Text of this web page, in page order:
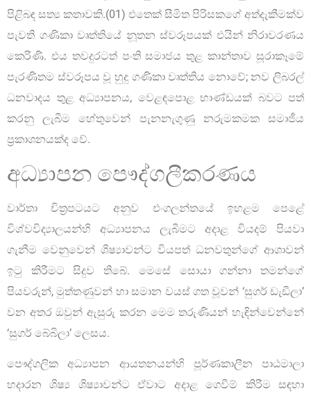
පිළිබඳ සත්‍ය කතාවකි.(01) එතෙක් සීමිත පිරිසකගේ අත්දැකීමක්ව
පැවති ගණිකා වෘත්තියේ නූතන ස්වරූපයක් එයින් නිරාවරණය
කෙරිණි. එය තවදුරටත් පංති සමාජය තුළ කාන්තාව සූරාකෑමේ
පැරණිතම ස්වරූපය වූ හුදු ගණිකා වෘත්තිය නොවේ; නව ලිබරල්
ධනවාදය තුළ අධ්‍යාපනය, වෙළඳපොළ භාණ්ඩයක් බවට පත්
කරනු ලැබීම හේතුවෙන් පැනනැගුණු නරුමකමක සමාජීය
ප්‍රකාශනයක්ද වේ.
අධ්‍යාපන පෞද්ගලීකරණය
වාර්තා චිත්‍රපටයට අනුව එංගලන්තයේ ඉහළම පෙළේ
විශ්වවිද්‍යාලයන්හි අධ්‍යාපනය ලැබීමට අදාළ වියදම් පියවා
ගැනීම වෙනුවෙන් ශිෂ්‍යාවන්ට වියපත් ධනවතුන්ගේ ආශාවන්
ඉටු කිරීමට සිදුව තිබේ. මෙසේ සොයා ගන්නා තමන්ගේ
පියවරුන්, මුත්තණුවන් හා සමාන වයස් ගත වූවන් ‘සුගර් ඩැඩීලා’
වන අතර ඔවුන් ඇසුරු කරන මෙම තරුණියන් හැඳින්වෙන්නේ
‘සුගර් බේබිලා’ ලෙසය.
පෞද්ගලික අධ්‍යාපන ආයතනයන්හි පූර්ණකාලීන පාඨමාලා
හදාරන ශිෂ්‍ය ශිෂ්‍යාවන්ට ඒවාට අදාළ ගෙවීම් කිරීම සඳහා